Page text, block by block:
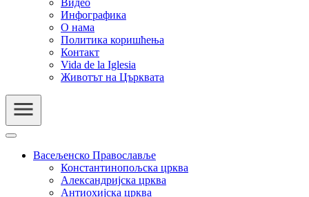
Инфографика
О нама
Политика коришћења
Контакт
Vida de la Iglesia
Животът на Църквата
Васељенско Православље
Константинопољска црква
Александријска црква
Антиохијска црква